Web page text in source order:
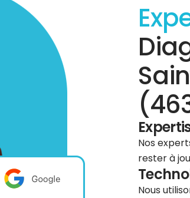
Nos
rester à
Nous